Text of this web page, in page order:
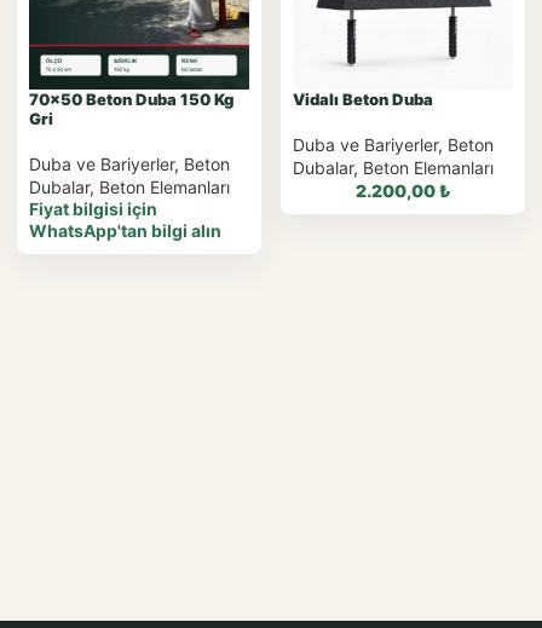
70×50 Beton Duba 150 Kg
Gri
Duba ve Bariyerler, Beton
Dubalar, Beton Elemanları
Fiyat bilgisi için
WhatsApp'tan bilgi alın
Vidalı Beton Duba
Duba ve Bariyerler, Beton
Dubalar, Beton Elemanları
2.200,00₺